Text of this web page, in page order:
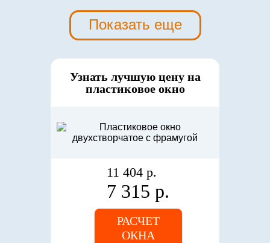
Показать еще
Узнать лучшую цену на
пластиковое окно
11 404 р.
7 315 р.
РАСЧЕТ
ОКНА